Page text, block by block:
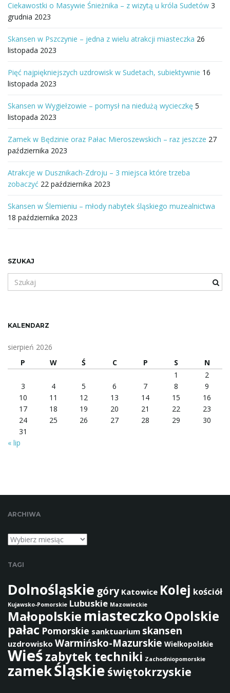
Ciekawostki o Masywie Śnieżnika – z wizytą u króla Sudetów 3
grudnia 2023
Skansen w Pszczynie – jedna z wielu atrakcji miasteczka 26
listopada 2023
Pięć najpiękniejszych uzdrowisk w Sudetach, subiektywnie 16
listopada 2023
Skansen w Wygiełzowie – pomysł na niedużą wycieczkę 5
listopada 2023
Zamek w Będzinie oraz Pałac Mieroszewskich – raz jeszcze 27
października 2023
Atrakcje w Dusznikach-Zdroju – 3 miejsca które trzeba
zobaczyć 22 października 2023
Skansen w Ślemieniu – młody nabytek śląskiego muzealnictwa
18 października 2023
SZUKAJ
z
a
e
ł
f
a
KALENDARZ
sierpień 2026
P
W Ś C P S
N
1
2
3
4 5 6 7 8
9
10
11 12 13 14 15
16
17
18 19 20 21 22
23
24
25 26 27 28 29
30
31
« lip
ARCHIWA
Archiwa
TAGI
Dolnośląskie góry Katowice Kolej kościół
Kujawsko-Pomorskie Lubuskie Mazowieckie
Małopolskie miasteczkoOpolskie
pałac Pomorskie sanktuarium skansen
uzdrowisko Warmińsko-Mazurskie Wielkopolskie
Wieśzabytek techniki Zachodniopomorskie
zamekŚląskie świętokrzyskie